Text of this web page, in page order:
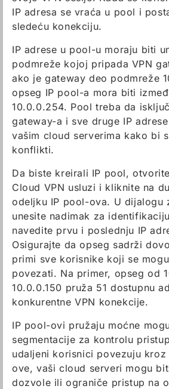
IP adresa se vraća u pool i
sledeću konekciju.
IP adrese u pool-u moraju biti
podmreže kojoj pripada VPN
ako je gateway deo podmreže
opseg IP pool-a mora biti
10.0.0.254. Pool treba da
gateway-a i sve druge IP
vašim cloud serverima kako bi
konflikti.
Da biste kreirali IP pool,
Cloud VPN usluzi i kliknite na
odeljku IP pool-ova. U dijalogu
unesite nadimak za
navedite prvu i poslednju IP
Osigurajte da opseg sadrži
primi sve korisnike koji se
povezati. Na primer, opseg od
10.0.0.150 pruža 51 dostupnu
konkurentne VPN konekcije.
IP pool-ovi pružaju moćne
segmentacije za kontrolu
udaljeni korisnici povezuju
ove, vaši cloud serveri mogu
dozvole ili ograniče pristup na